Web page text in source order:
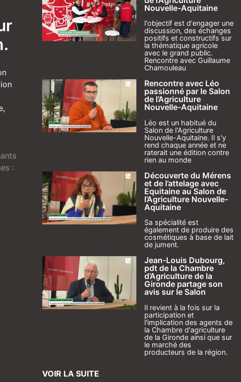
:
Nouvelle-Aquitaine
l'objectif est d'engager une
discussion, des échanges
positifs et constructifs sur
la thématique agricole
avec le grand public.
Rencontre avec Guillaume
Chamouleau
Rencontre avec Léo
passionné par le Salon
de l’Agriculture
Nouvelle-Aquitaine
Léo est un habitué du
Salon de l'Agriculture
Nouvelle-Aquitaine. Il s'y
rend chaque année et ne
raterait une édition contre
rien au monde
Découverte du Mérens
et de l’attelage avec
Equitaine au Salon de
l’Agriculture Nouvelle-
Aquitaine
Sa spécialité est
également de produire des
cosmétiques à base de lait
de jument.
Jean-Louis Dubourg,
pdt de la Chambre
d’Agriculture de la
Gironde partage son
avis sur le Salon
Il revient à la fois sur la
participation et
l'implication des agents de
la Chambre d'agriculture
de la Gironde ainsi que sur
le marché des
producteurs de la région.
VOIR LA SUITE